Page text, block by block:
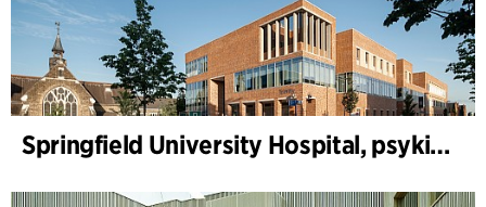
Springfield University Hospital, psykiatri